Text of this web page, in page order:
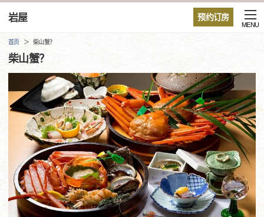
预约订房
岩屋
MENU
首页 柴山蟹？
柴山蟹？